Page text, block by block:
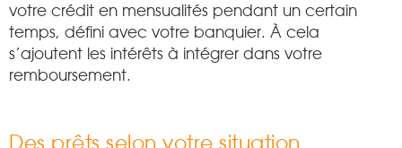
votre crédit en mensualités pendant un certain
temps, défini avec votre banquier. À cela
s’ajoutent les intérêts à intégrer dans votre
remboursement.
Des prêts selon votre situation